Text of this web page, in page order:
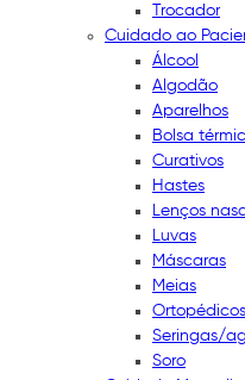
Trocador
Cuidado ao
Álcool
Algodão
Aparelhos
Bolsa
Curativos
Hastes
Lenços
Luvas
Máscaras
Meias
Ortopédicos
Seringas/
Soro